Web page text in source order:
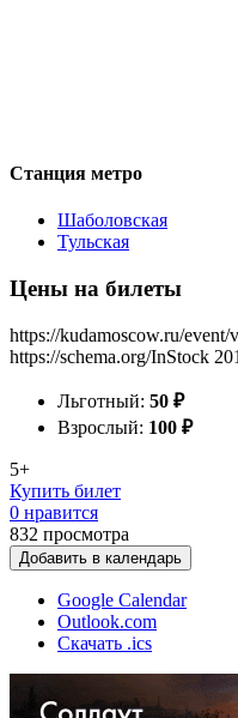
Станция метро
Шаболовская
Тульская
Цены на билеты
https://kudamoscow.ru/event/
https://schema.org/InStock
Льготный: 50 ₽
Взрослый: 100 ₽
5+
Купить билет
0 нравится
832 просмотра
Добавить в календарь
Google Calendar
Outlook.com
Скачать .ics